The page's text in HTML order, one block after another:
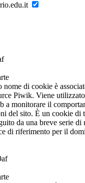
nome di cookie è
Piwik. Viene
a monitorare il
del sito. È un cookie di
da una breve serie di
di riferimento per il